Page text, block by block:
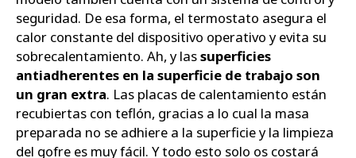
seguridad. De esa forma, el termostato asegura el
calor constante del dispositivo operativo y evita su
sobrecalentamiento. Ah, y lassuperficies
antiadherentes en la superficie de trabajo son
un gran extra. Las placas de calentamiento están
recubiertas con teflón, gracias a lo cual la masa
preparada no se adhiere a la superficie y la limpieza
del gofre es muy fácil. Y todo esto solo os costará